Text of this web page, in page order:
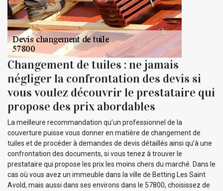
Changement de tuiles : ne jamais
négliger la confrontation des devis si
vous voulez découvrir le prestataire qui
propose des prix abordables
La meilleure recommandation qu’un professionnel de la
couverture puisse vous donner en matière de changement de
tuiles et de procéder à demandes de devis détaillés ainsi qu’à une
confrontation des documents, si vous tenez à trouver le
prestataire qui propose les prix les moins chers du marché. Dans le
cas où vous avez un immeuble dans la ville de Betting Les Saint
Avold, mais aussi dans ses environs dans le 57800, choisissez de